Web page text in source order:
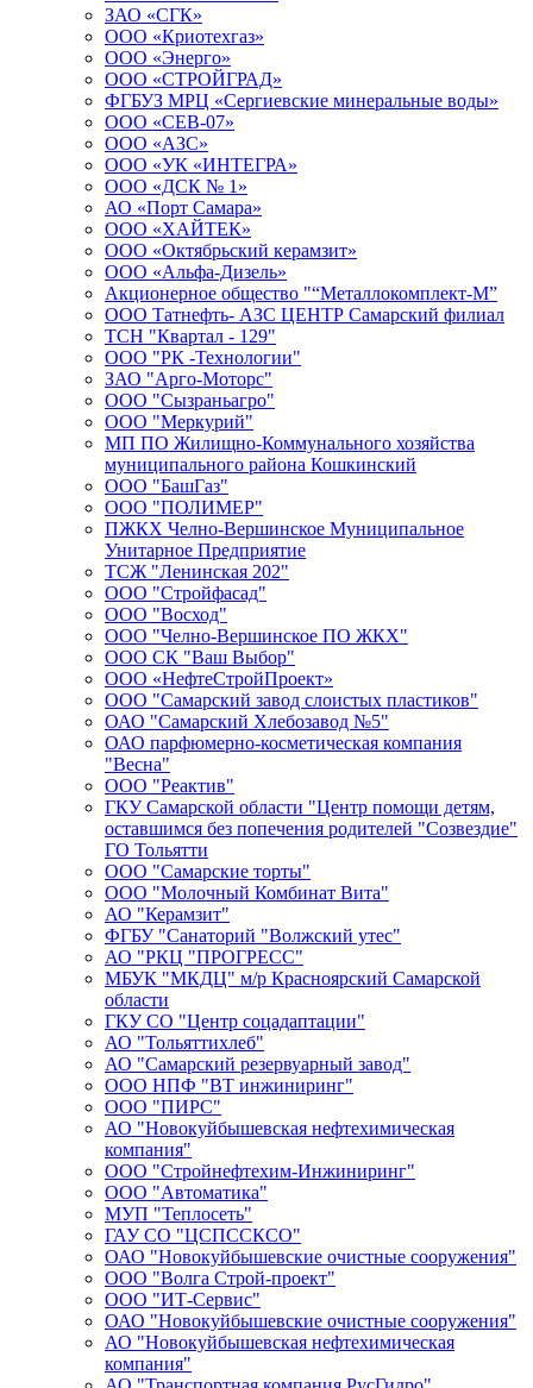
ЗАО «СГК»
ООО «Криотехгаз»
ООО «Энерго»
ООО «СТРОЙГРАД»
ФГБУЗ МРЦ «Сергиевские минеральные воды»
ООО «СЕВ-07»
ООО «АЗС»
ООО «УК «ИНТЕГРА»
ООО «ДСК № 1»
АО «Порт Самара»
ООО «ХАЙТЕК»
ООО «Октябрьский керамзит»
ООО «Альфа-Дизель»
Акционерное общество "“Металлокомплект-М”
ООО Татнефть- АЗС ЦЕНТР Самарский филиал
ТСН "Квартал - 129"
ООО "РК -Технологии"
ЗАО "Арго-Моторс"
ООО "Сызраньагро"
ООО "Меркурий"
МП ПО Жилищно-Коммунального хозяйства
муниципального района Кошкинский
ООО "БашГаз"
ООО "ПОЛИМЕР"
ПЖКХ Челно-Вершинское Муниципальное
Унитарное Предприятие
ТСЖ "Ленинская 202"
ООО "Стройфасад"
ООО "Восход"
ООО "Челно-Вершинское ПО ЖКХ"
ООО СК "Ваш Выбор"
ООО «НефтеСтройПроект»
ООО "Самарский завод слоистых пластиков"
ОАО "Самарский Хлебозавод №5"
ОАО парфюмерно-косметическая компания
"Весна"
ООО "Реактив"
ГКУ Самарской области "Центр помощи детям,
оставшимся без попечения родителей "Созвездие"
ГО Тольятти
ООО "Самарские торты"
ООО "Молочный Комбинат Вита"
АО "Керамзит"
ФГБУ "Санаторий "Волжский утес"
АО "РКЦ "ПРОГРЕСС"
МБУК "МКДЦ" м/р Красноярский Самарской
области
ГКУ СО "Центр соцадаптации"
АО "Тольяттихлеб"
АО "Самарский резервуарный завод"
ООО НПФ "ВТ инжиниринг"
ООО "ПИРС"
АО "Новокуйбышевская нефтехимическая
компания"
ООО "Стройнефтехим-Инжиниринг"
ООО "Автоматика"
МУП "Теплосеть"
ГАУ СО "ЦСПССКСО"
ОАО "Новокуйбышевские очистные сооружения"
ООО "Волга Строй-проект"
ООО "ИТ-Сервис"
ОАО "Новокуйбышевские очистные сооружения"
АО "Новокуйбышевская нефтехимическая
компания"